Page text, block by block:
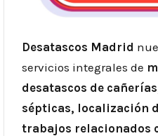
Desatascos Madrid
servicios integrales de
desatascos de
sépticas, localización
trabajos relacionados